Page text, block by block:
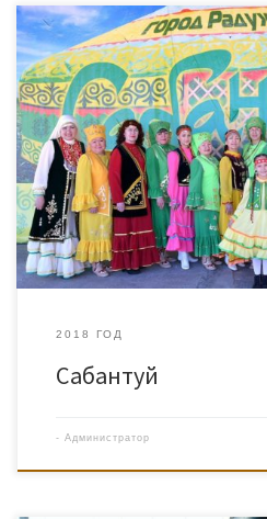
2018 ГОД
Сабантуй
- Администратор